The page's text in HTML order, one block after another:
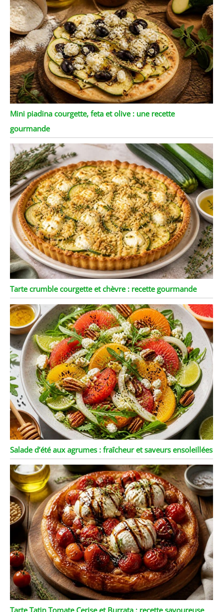
Mini piadina courgette, feta et olive : une recette
gourmande
Tarte crumble courgette et chèvre : recette gourmande
Salade d’été aux agrumes : fraîcheur et saveurs ensoleillées